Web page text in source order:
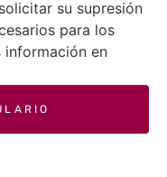
su supresión
para los
información en